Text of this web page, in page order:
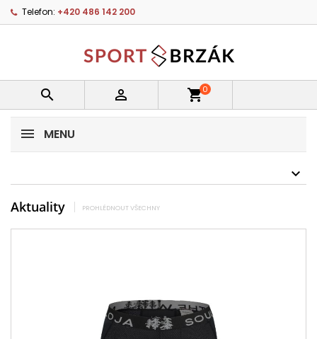
Telefon: +420 486 142 200
  shopping_cart0
MENU
Aktuality PROHLÉDNOUT VŠECHNY